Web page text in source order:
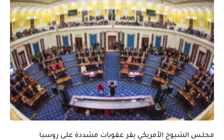
مجلس الشيوخ الأمريكي يقر عقوبات مشددة على روسيا